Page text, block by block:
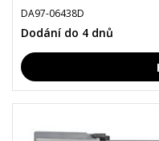
DA97-06438D
Dodání do 4 dnů